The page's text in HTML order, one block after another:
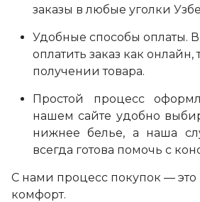
заказы в любые уголки
Удобные способы оплаты.
оплатить заказ как онлайн,
получении товара.
Простой процесс
нашем сайте удобно
нижнее белье, а наша
всегда готова помочь с
С нами процесс покупок — это
комфорт.